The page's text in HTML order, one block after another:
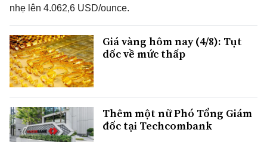
nhẹ lên 4.062,6 USD/ounce.
Giá vàng hôm nay (4/8): Tụt
dốc về mức thấp
Thêm một nữ Phó Tổng Giám
đốc tại Techcombank